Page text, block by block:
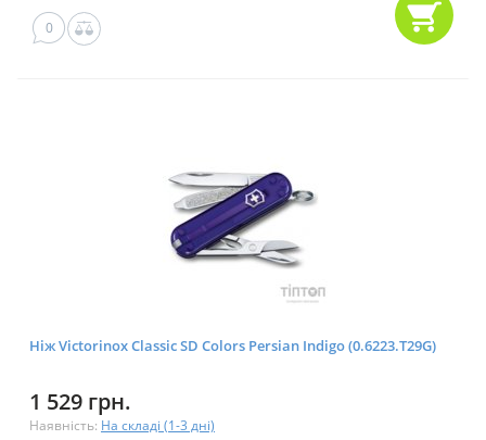
0
Ніж Victorinox Classic SD Colors Persian Indigo (0.6223.T29G)
1 529 грн.
Наявність: На складі (1-3 дні)